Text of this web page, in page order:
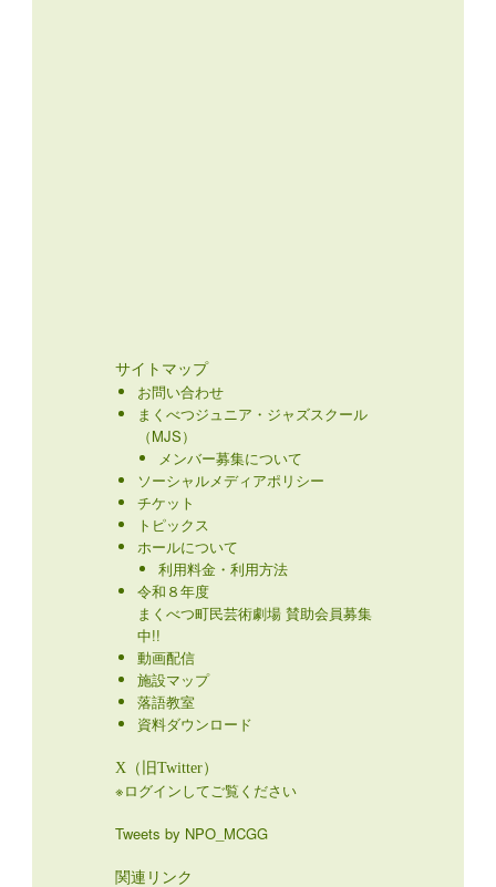
サイトマップ
お問い合わせ
まくべつジュニア・ジャズスクール
（MJS）
メンバー募集について
ソーシャルメディアポリシー
チケット
トピックス
ホールについて
利用料金・利用方法
令和８年度
まくべつ町民芸術劇場 賛助会員募集
中!!
動画配信
施設マップ
落語教室
資料ダウンロード
X（旧Twitter）
※ログインしてご覧ください
Tweets by NPO_MCGG
関連リンク